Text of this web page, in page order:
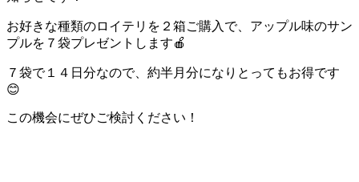
お好きな種類のロイテリを２箱ご購入で、アップル味のサン
プルを７袋プレゼントします🍎
７袋で１４日分なので、約半月分になりとってもお得です
😊
この機会にぜひご検討ください！